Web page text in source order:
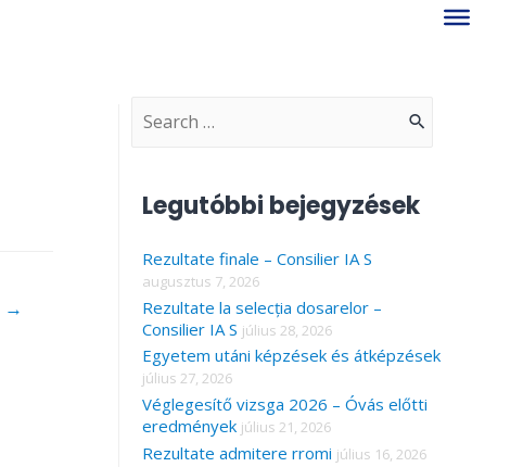
→
S
c
h
f
o
r
:
Legutóbbi bejegyzések
Rezultate finale – Consilier IA S
augusztus 7, 2026
Rezultate la selecția dosarelor –
Consilier IA S július 28, 2026
Egyetem utáni képzések és átképzések
július 27, 2026
Véglegesítő vizsga 2026 – Óvás előtti
eredmények július 21, 2026
Rezultate admitere rromi július 16, 2026